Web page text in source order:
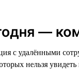
—
с удалёнными
нельзя